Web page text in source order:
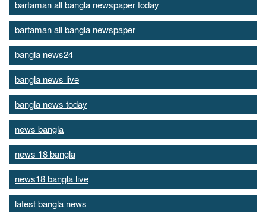
bartaman all bangla newspaper today
bartaman all bangla newspaper
bangla news24
bangla news live
bangla news today
news bangla
news 18 bangla
news18 bangla live
latest bangla news